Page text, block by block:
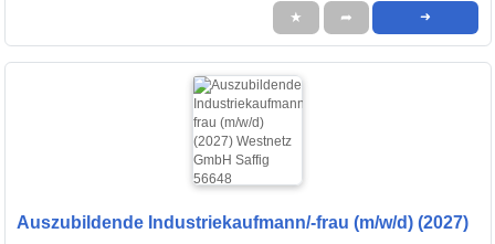
★ ➦ ➜
Auszubildende Industriekaufmann/-frau (m/w/d) (2027)